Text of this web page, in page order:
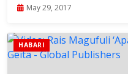
May 29, 2017
HABARI